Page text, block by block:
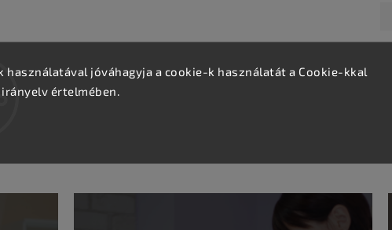
használatával jóváhagyja a cookie-k használatát a Cookie-kkal
értelmében.
a luxus érzését. Nagyon kényelmes, tökéletesen megfelel a
legyen a kezelés alatt.
Kiváló minőségű öko bőrből készült borító. Fekete szín.